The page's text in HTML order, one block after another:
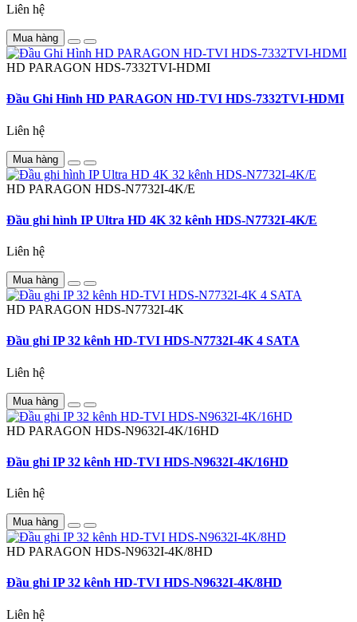
Liên hệ
Mua hàng
HD PARAGON HDS-7332TVI-HDMI
Đầu Ghi Hình HD PARAGON HD-TVI HDS-7332TVI-HDMI
Liên hệ
Mua hàng
HD PARAGON HDS-N7732I-4K/E
Đầu ghi hình IP Ultra HD 4K 32 kênh HDS-N7732I-4K/E
Liên hệ
Mua hàng
HD PARAGON HDS-N7732I-4K
Đầu ghi IP 32 kênh HD-TVI HDS-N7732I-4K 4 SATA
Liên hệ
Mua hàng
HD PARAGON HDS-N9632I-4K/16HD
Đầu ghi IP 32 kênh HD-TVI HDS-N9632I-4K/16HD
Liên hệ
Mua hàng
HD PARAGON HDS-N9632I-4K/8HD
Đầu ghi IP 32 kênh HD-TVI HDS-N9632I-4K/8HD
Liên hệ